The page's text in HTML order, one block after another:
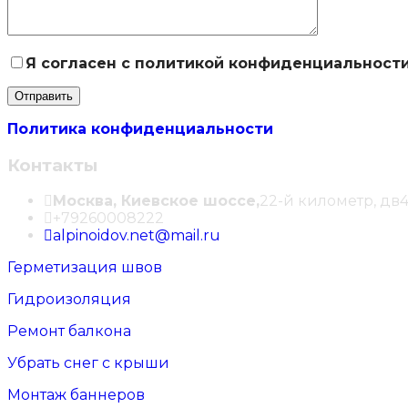
Я согласен с политикой
Политика конфиденциальности
Контакты
Москва, Киевское шоссе,22-й километр,
+79260008222
alpinoidov.net@mail.ru
Герметизация швов
Гидроизоляция
Ремонт балкона
Убрать снег с крыши
Монтаж баннеров